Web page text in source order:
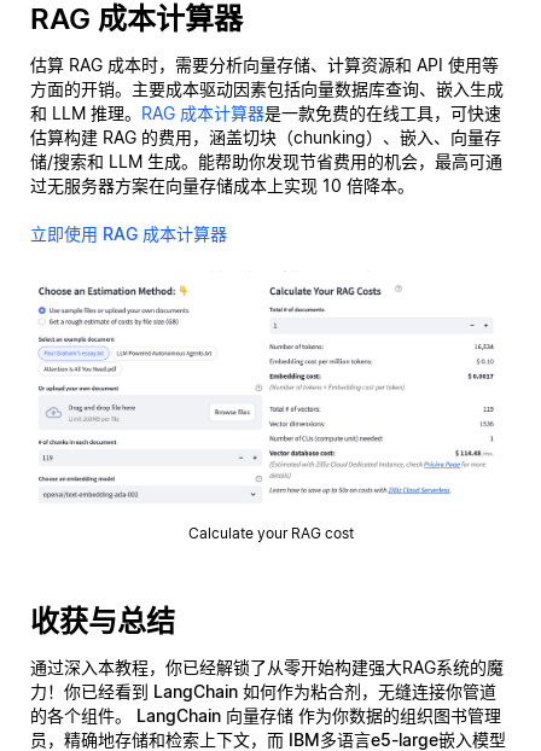
RAG 成本计算器
估算 RAG 成本时，需要分析向量存储、计算资源和 API 使用等
方面的开销。主要成本驱动因素包括向量数据库查询、嵌入生成
和 LLM 推理。 RAG 成本计算器是一款免费的在线工具，可快速
估算构建 RAG 的费用，涵盖切块（chunking）、嵌入、向量存
储/搜索和 LLM 生成。能帮助你发现节省费用的机会，最高可通
过无服务器方案在向量存储成本上实现 10 倍降本。
立即使用 RAG 成本计算器
Calculate your RAG cost
收获与总结
通过深入本教程，你已经解锁了从零开始构建强大RAG系统的魔
力！你已经看到 LangChain 如何作为粘合剂，无缝连接你管道
的各个组件。 LangChain 向量存储 作为你数据的组织图书管理
员，精确地存储和检索上下文，而 IBM多语言e5-large嵌入模型